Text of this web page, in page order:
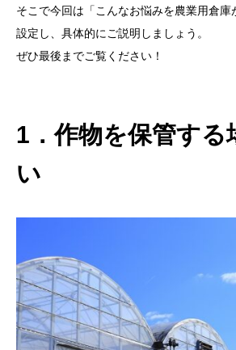
そこで今回は「こんなお悩みを農業用倉庫
設定し、具体的にご説明しましょう。
ぜひ最後までご覧ください！
1．作物を保管する
い